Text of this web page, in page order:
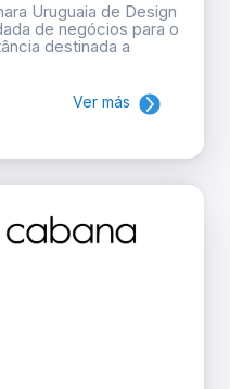
Uruguaia de Design
de negócios para o
destinada a
Ver más